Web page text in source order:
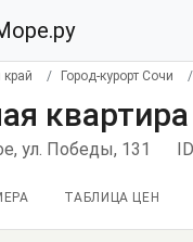
край Город-курорт Сочи
ул. Победы, 131
ТАБЛИЦА ЦЕН